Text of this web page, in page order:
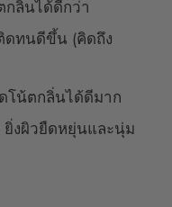
กลิ่นได้ดีกว่า
ดทนดีขึ้น (คิดถึง
โน้ตกลิ่นได้ดีมาก
งผิวยืดหยุ่นและนุ่ม